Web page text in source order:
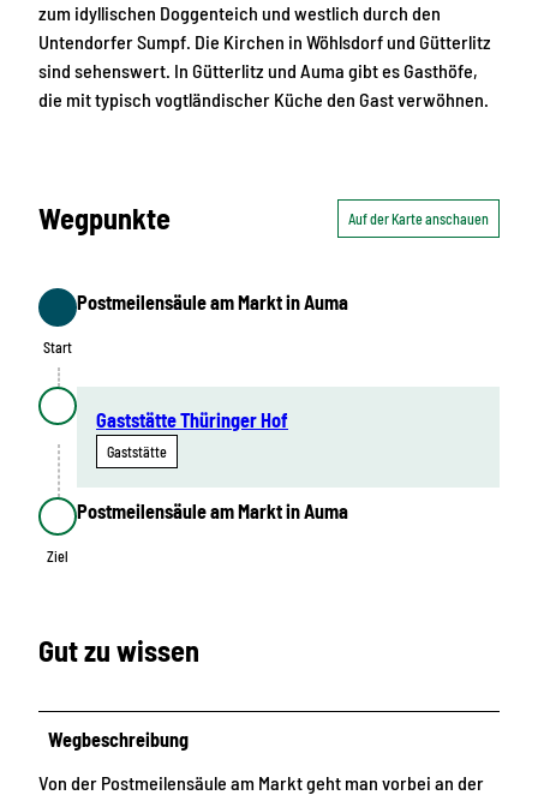
zum idyllischen Doggenteich und westlich durch den
Untendorfer Sumpf. Die Kirchen in Wöhlsdorf und Gütterlitz
sind sehenswert. In Gütterlitz und Auma gibt es Gasthöfe,
die mit typisch vogtländischer Küche den Gast verwöhnen.
Wegpunkte Auf der Karte anschauen
Start
Start
Postmeilensäule am Markt in Auma
Gaststätte Thüringer Hof
Gaststätte
Ziel
Ziel
Postmeilensäule am Markt in Auma
Gut zu wissen
Wegbeschreibung
Von der Postmeilensäule am Markt geht man vorbei an der